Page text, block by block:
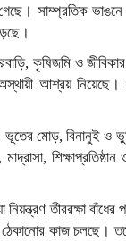
সাম্প্রতিক
কৃষিজমি ও
অস্থায়ী আশ্রয়
ভূতের মোড়, বিনানুই
শিক্ষাপ্রতিষ্ঠান
তীররক্ষা
কাজ চলছে।